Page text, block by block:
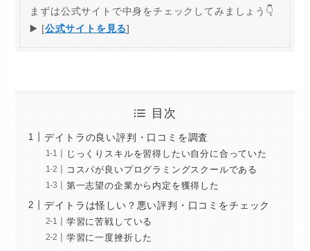
まずは公式サイトで中身をチェックしてみましょう👇
▶️ [公式サイトを見る]
目次
デイトラの良い評判・口コミを調査
じっくりスキルを習得したい自分に合っていた
コスパが良いプログラミングスクールである
第一志望の企業から内定を獲得した
デイトラは怪しい？悪い評判・口コミをチェック
学習に苦戦している
学習に一度挫折した